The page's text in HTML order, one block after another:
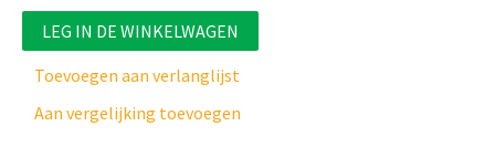
LEG IN DE WINKELWAGEN
Toevoegen aan verlanglijst
Aan vergelijking toevoegen